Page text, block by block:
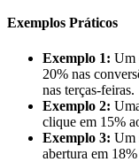
Exemplos Práticos
Exemplo 1: Um
20% nas
nas terças-feiras.
Exemplo 2:
clique em 15%
Exemplo 3: Um
abertura em